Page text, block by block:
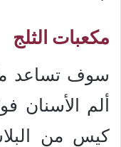
مكعبات الثلج
سوف تساعد
ألم الأسنان
كيس من